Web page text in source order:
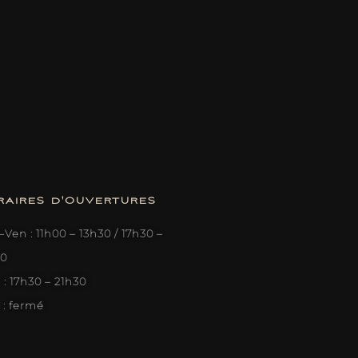
D'OUVERTURES
: 11h00 – 13h30 / 17h30 –
: 17h30 – 21h30
: fermé